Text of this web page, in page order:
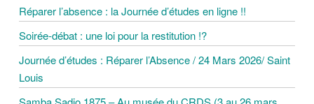
I
G
A
Réparer l’absence : la Journée d’études en ligne !!
Soirée-débat : une loi pour la restitution !?
Journée d’études : Réparer l’Absence / 24 Mars 2026/ Saint
Louis